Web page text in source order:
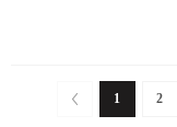
1 2